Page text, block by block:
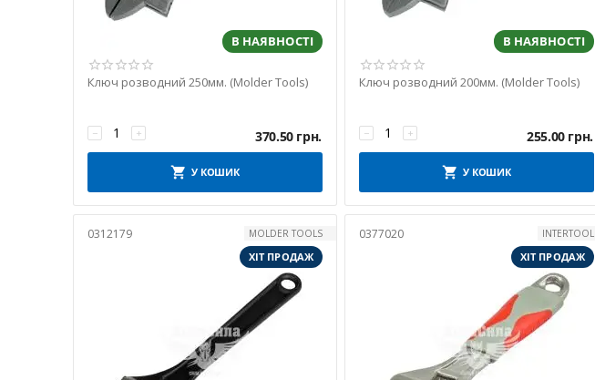
В НАЯВНОСТІ
Ключ розводний 250мм. (Molder Tools)
+
− 370.50 грн.
У КОШИК
В НАЯВНОСТІ
Ключ розводний 200мм. (Molder Tools)
+
− 255.00 грн.
У КОШИК
0312179
MOLDER TOOLS
ХІТ ПРОДАЖ
0377020
INTERTOOL
ХІТ ПРОДАЖ